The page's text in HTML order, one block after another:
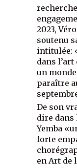
2023,
soutenu
intitulée:
dans
un
paraître
De son
dire
Yemba
forte
en Art de